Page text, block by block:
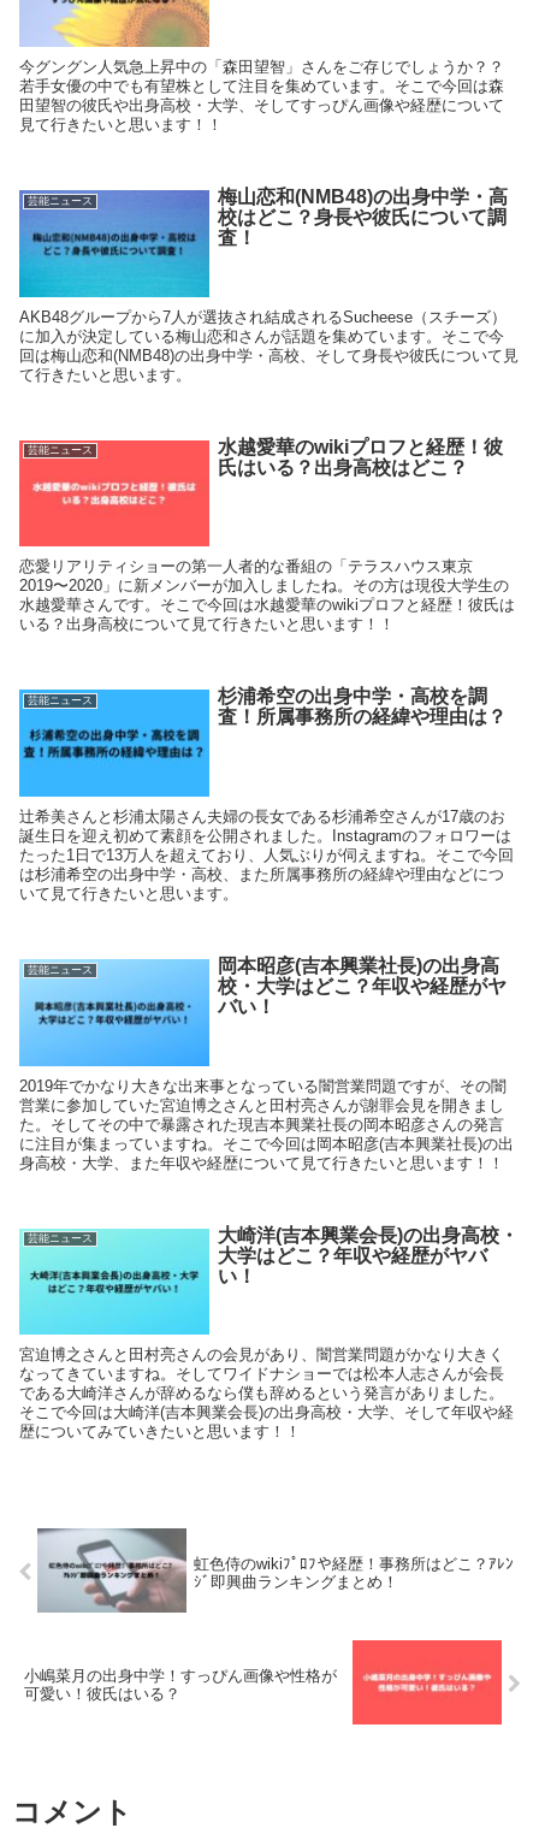
今グングン人気急上昇中の「森田望智」さんをご存じでしょうか？？
若手女優の中でも有望株として注目を集めています。そこで今回は森
田望智の彼氏や出身高校・大学、そしてすっぴん画像や経歴について
見て行きたいと思います！！
芸能ニュース
梅山恋和(NMB48)の出身中学・高
校はどこ？身長や彼氏について調
査！
AKB48グループから7人が選抜され結成されるSucheese（スチーズ）
に加入が決定している梅山恋和さんが話題を集めています。そこで今
回は梅山恋和(NMB48)の出身中学・高校、そして身長や彼氏について見
て行きたいと思います。
芸能ニュース
水越愛華のwikiプロフと経歴！彼
氏はいる？出身高校はどこ？
恋愛リアリティショーの第一人者的な番組の「テラスハウス東京
2019〜2020」に新メンバーが加入しましたね。その方は現役大学生の
水越愛華さんです。そこで今回は水越愛華のwikiプロフと経歴！彼氏は
いる？出身高校について見て行きたいと思います！！
芸能ニュース
杉浦希空の出身中学・高校を調
査！所属事務所の経緯や理由は？
辻希美さんと杉浦太陽さん夫婦の長女である杉浦希空さんが17歳のお
誕生日を迎え初めて素顔を公開されました。Instagramのフォロワーは
たった1日で13万人を超えており、人気ぶりが伺えますね。そこで今回
は杉浦希空の出身中学・高校、また所属事務所の経緯や理由などにつ
いて見て行きたいと思います。
芸能ニュース
岡本昭彦(吉本興業社長)の出身高
校・大学はどこ？年収や経歴がヤ
バい！
2019年でかなり大きな出来事となっている闇営業問題ですが、その闇
営業に参加していた宮迫博之さんと田村亮さんが謝罪会見を開きまし
た。そしてその中で暴露された現吉本興業社長の岡本昭彦さんの発言
に注目が集まっていますね。そこで今回は岡本昭彦(吉本興業社長)の出
身高校・大学、また年収や経歴について見て行きたいと思います！！
芸能ニュース
大崎洋(吉本興業会長)の出身高校・
大学はどこ？年収や経歴がヤバ
い！
宮迫博之さんと田村亮さんの会見があり、闇営業問題がかなり大きく
なってきていますね。そしてワイドナショーでは松本人志さんが会長
である大崎洋さんが辞めるなら僕も辞めるという発言がありました。
そこで今回は大崎洋(吉本興業会長)の出身高校・大学、そして年収や経
歴についてみていきたいと思います！！
虹色侍のwikiﾌﾟﾛﾌや経歴！事務所はどこ？ｱﾚﾝ
ｼﾞ即興曲ランキングまとめ！
小嶋菜月の出身中学！すっぴん画像や性格が
可愛い！彼氏はいる？
コメント